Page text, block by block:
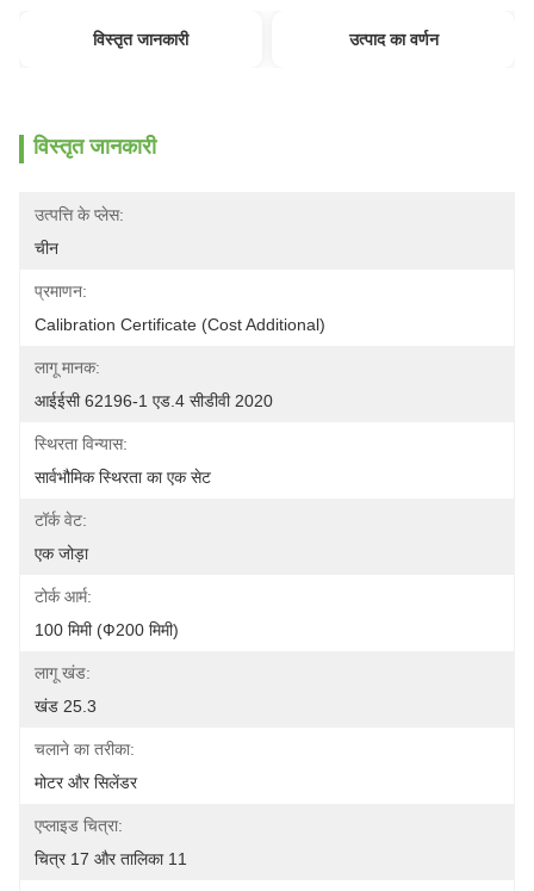
विस्तृत जानकारी उत्पाद का वर्णन
विस्तृत जानकारी
उत्पत्ति के प्लेस:
चीन
प्रमाणन:
Calibration Certificate (Cost Additional)
लागू मानक:
आईईसी 62196-1 एड.4 सीडीवी 2020
स्थिरता विन्यास:
सार्वभौमिक स्थिरता का एक सेट
टॉर्क वेट:
एक जोड़ा
टोर्क आर्म:
100 मिमी (Ф200 मिमी)
लागू खंड:
खंड 25.3
चलाने का तरीका:
मोटर और सिलेंडर
एप्लाइड चित्रा:
चित्र 17 और तालिका 11